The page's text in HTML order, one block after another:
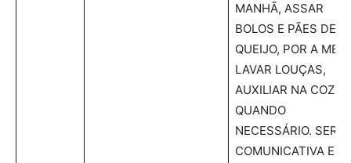
MANHÃ, ASSAR
BOLOS E PÃES DE
QUEIJO, POR A
LAVAR LOUÇAS,
AUXILIAR NA
QUANDO
NECESSÁRIO. SER
COMUNICATIVA E